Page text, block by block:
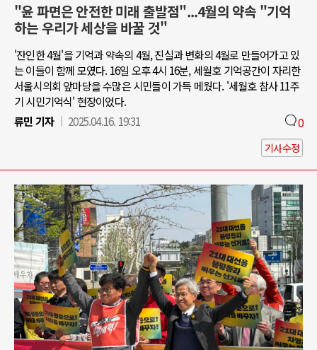
"윤 파면은 안전한 미래 출발점"...4월의 약속 "기억
하는 우리가 세상을 바꿀 것"
'잔인한 4월'을 기억과 약속의 4월, 진실과 변화의 4월로 만들어가고 있
는 이들이 함께 모였다. 16일 오후 4시 16분, 세월호 기억공간이 자리한
서울시의회 앞마당을 수많은 시민들이 가득 메웠다. '세월호 참사 11주
기 시민기억식' 현장이었다.
류민 기자
2025.04.16. 19:31 0
기사수정